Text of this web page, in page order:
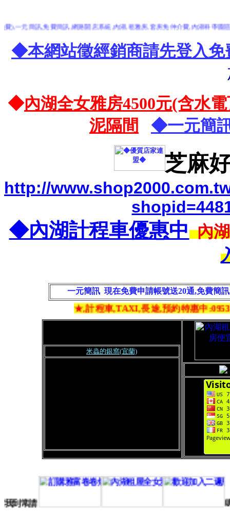
元簡訊,免費簡訊,網路開店系統,內湖,租雅房,套房免仲介費,內湖科學園區到,桃
◆本網站徵經銷商請先登入免
◆內湖全女雅房4500元(含水
泥隔間
◆一元簡
芝麻
http://
◆內湖計程車優惠中 內
一元簡訊 現在免費申請帳號送20通,免費簡
★,計程車,TAXI,長途,預約特惠中:0953-
米蟲的銀窩(宜蘭)
家我到常